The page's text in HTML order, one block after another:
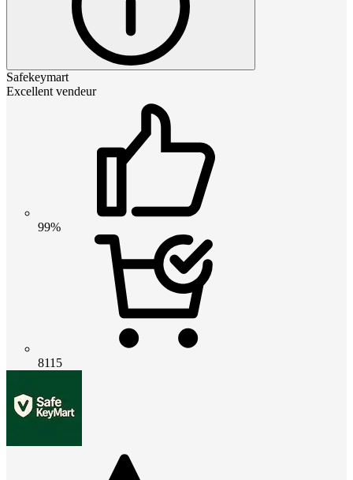
Safekeymart
Excellent vendeur
99%
8115